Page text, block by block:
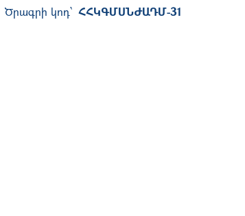
Ծրագրի կոդ՝ ՀՀԿԳՄՍՆԺԱԴՄ-31